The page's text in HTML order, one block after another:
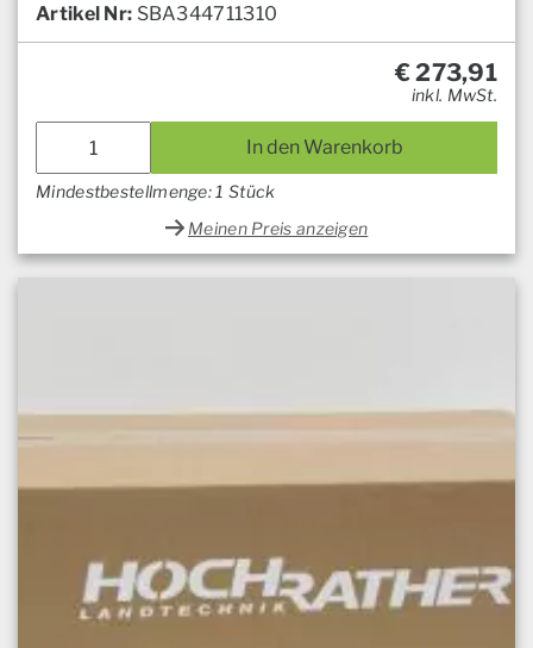
Artikel Nr: SBA344711310
€273,91
inkl. MwSt.
In den Warenkorb
Mindestbestellmenge: 1 Stück
Meinen Preis anzeigen